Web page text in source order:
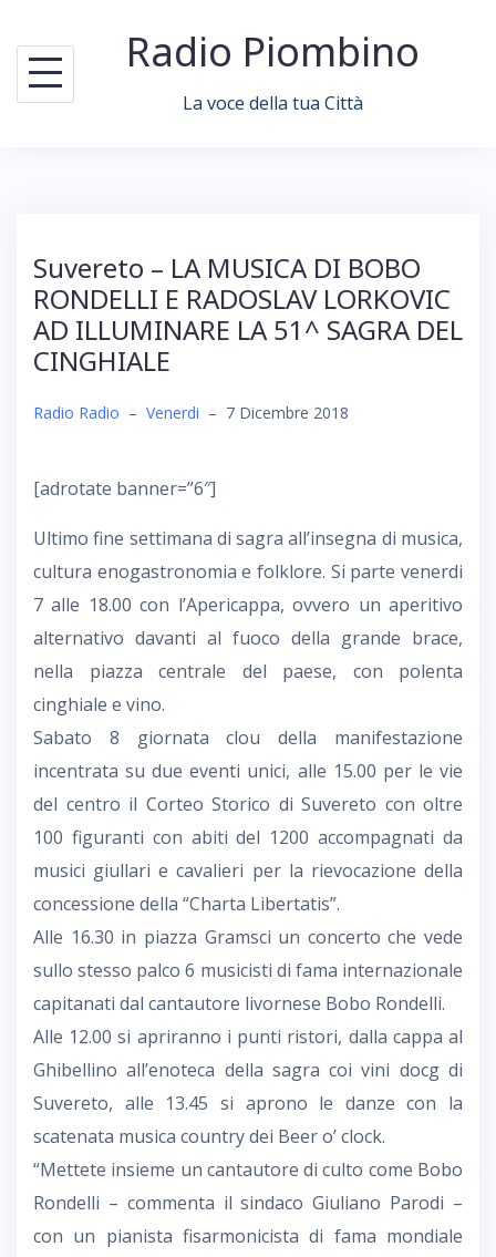
content
Radio Piombino
La voce della tua Città
Suvereto – LA MUSICA DI BOBO
RONDELLI E RADOSLAV LORKOVIC
AD ILLUMINARE LA 51^ SAGRA DEL
CINGHIALE
Radio Radio – Venerdi – 7 Dicembre 2018
[adrotate banner=”6″]
Ultimo fine settimana di sagra all’insegna di musica,
cultura enogastronomia e folklore. Si parte venerdi
7 alle 18.00 con l’Apericappa, ovvero un aperitivo
alternativo davanti al fuoco della grande brace,
nella piazza centrale del paese, con polenta
cinghiale e vino.
Sabato 8 giornata clou della manifestazione
incentrata su due eventi unici, alle 15.00 per le vie
del centro il Corteo Storico di Suvereto con oltre
100 figuranti con abiti del 1200 accompagnati da
musici giullari e cavalieri per la rievocazione della
concessione della “Charta Libertatis”.
Alle 16.30 in piazza Gramsci un concerto che vede
sullo stesso palco 6 musicisti di fama internazionale
capitanati dal cantautore livornese Bobo Rondelli.
Alle 12.00 si apriranno i punti ristori, dalla cappa al
Ghibellino all’enoteca della sagra coi vini docg di
Suvereto, alle 13.45 si aprono le danze con la
scatenata musica country dei Beer o’ clock.
“Mettete insieme un cantautore di culto come Bobo
Rondelli – commenta il sindaco Giuliano Parodi –
con un pianista fisarmonicista di fama mondiale